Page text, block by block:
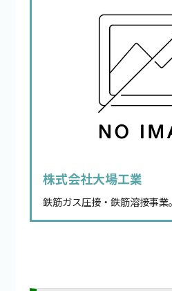
株式会社大場工業
鉄筋ガス圧接・鉄筋溶接事業